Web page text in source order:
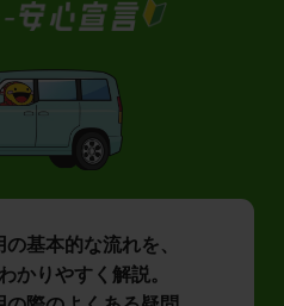
基本的な流れを、
かりやすく解説。